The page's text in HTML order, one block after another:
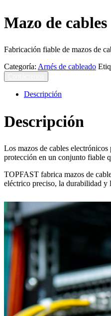
Mazo de
Fabricación fiable de mazos de
Categoría: Arnés de cableado
Descripción
Descripción
Los mazos de cables
protección en un conjunto fiable
TOPFAST fabrica mazos de
eléctrico preciso, la durabilidad y